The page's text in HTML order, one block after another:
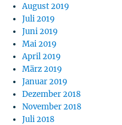
August 2019
Juli 2019
Juni 2019
Mai 2019
April 2019
März 2019
Januar 2019
Dezember 2018
November 2018
Juli 2018